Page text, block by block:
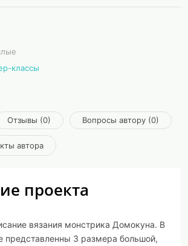
классы
Отзывы (0) Вопросы автору (0)
автора
проекта
вязания монстрика Домокуна. В
представленны 3 размера большой,